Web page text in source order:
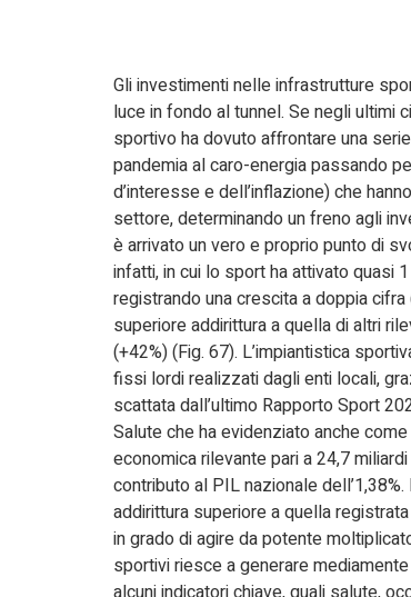
Gli investimenti nelle infrastrutture
luce in fondo al tunnel. Se negli ultimi
sportivo ha dovuto affrontare una
pandemia al caro-energia passando
d’interesse e dell’inflazione) che
settore, determinando un freno agli
è arrivato un vero e proprio punto di
infatti, in cui lo sport ha attivato quasi
registrando una crescita a doppia
superiore addirittura a quella di altri
(+42%) (Fig. 67). L’impiantistica
fissi lordi realizzati dagli enti locali,
scattata dall’ultimo Rapporto Sport
Salute che ha evidenziato anche
economica rilevante pari a 24,7
contributo al PIL nazionale
addirittura superiore a quella
in grado di agire da potente
sportivi riesce a generare